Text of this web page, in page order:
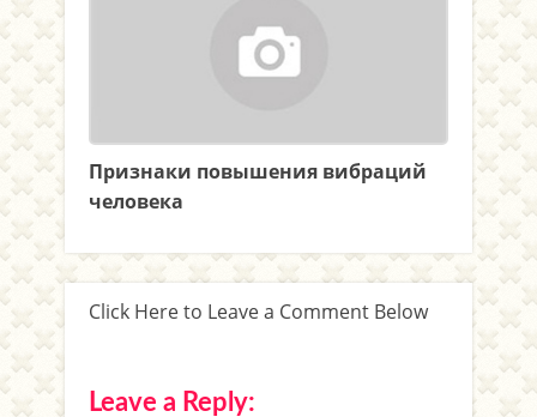
Признаки повышения вибраций
человека
Click Here to Leave a Comment Below
Leave a Reply: